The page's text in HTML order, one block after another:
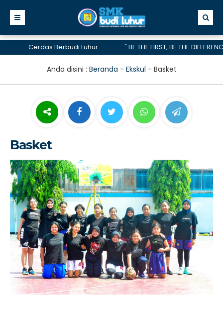
Cerdas Berbudi Luhur
" BE THE FIRST, BE THE DIFFERENCE,
telah menerima akreditasi A hingga 2028
Anda disini : Beranda - Ekskul - Basket
Basket